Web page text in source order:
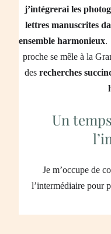
j’intégrerai les
lettres manuscrites
ensemble harmonieux.
proche se mêle à la
des recherches
Un
Je m’occupe de
l’intermédiaire pour